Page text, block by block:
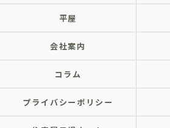
平屋
会社案内
コラム
プライバシーポリシー